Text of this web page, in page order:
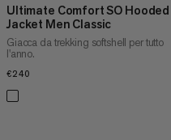
Ultimate Comfort SO Hooded
Jacket Men Classic
Giacca da trekking softshell per tutto
l'anno.
€240